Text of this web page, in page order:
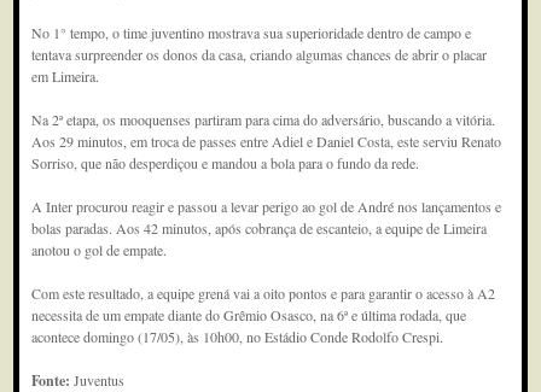
No 1° tempo, o time juventino mostrava sua superioridade dentro de campo e
tentava surpreender os donos da casa, criando algumas chances de abrir o placar
em Limeira.
Na 2ª etapa, os mooquenses partiram para cima do adversário, buscando a vitória.
Aos 29 minutos, em troca de passes entre Adiel e Daniel Costa, este serviu Renato
Sorriso, que não desperdiçou e mandou a bola para o fundo da rede.
A Inter procurou reagir e passou a levar perigo ao gol de André nos lançamentos e
bolas paradas. Aos 42 minutos, após cobrança de escanteio, a equipe de Limeira
anotou o gol de empate.
Com este resultado, a equipe grená vai a oito pontos e para garantir o acesso à A2
necessita de um empate diante do Grêmio Osasco, na 6ª e última rodada, que
acontece domingo (17/05), às 10h00, no Estádio Conde Rodolfo Crespi.
Fonte:Juventus